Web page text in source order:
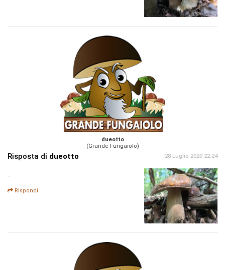
dueotto
(Grande Fungaiolo)
Risposta di dueotto 28 Luglio 2020 22:24
..
Rispondi